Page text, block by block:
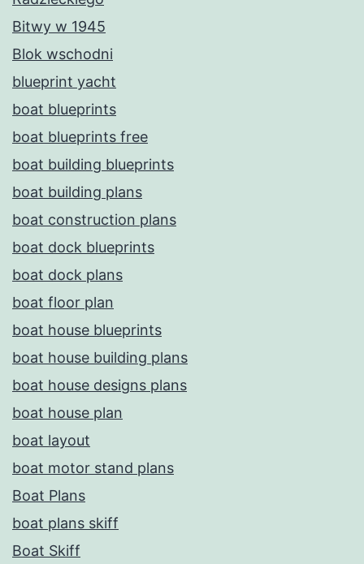
Bitwy w 1945
Blok wschodni
blueprint yacht
boat blueprints
boat blueprints free
boat building blueprints
boat building plans
boat construction plans
boat dock blueprints
boat dock plans
boat floor plan
boat house blueprints
boat house building plans
boat house designs plans
boat house plan
boat layout
boat motor stand plans
Boat Plans
boat plans skiff
Boat Skiff